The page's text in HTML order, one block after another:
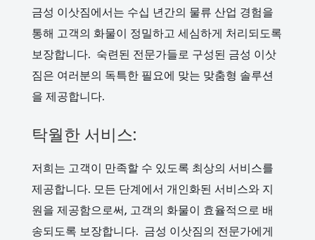
금성 이삿짐에서는 수십 년간의 물류 산업 경험을
통해 고객의 화물이 정밀하고 세심하게 처리되도록
보장합니다. 숙련된 전문가들로 구성된 금성 이삿
짐은 여러분의 독특한 필요에 맞는 맞춤형 솔루션
을 제공합니다.
탁월한 서비스:
저희는 고객이 만족할 수 있도록 최상의 서비스를
제공합니다. 모든 단계에서 개인화된 서비스와 지
원을 제공함으로써, 고객의 화물이 효율적으로 배
송되도록 보장합니다. 금성 이삿짐의 전문가에게